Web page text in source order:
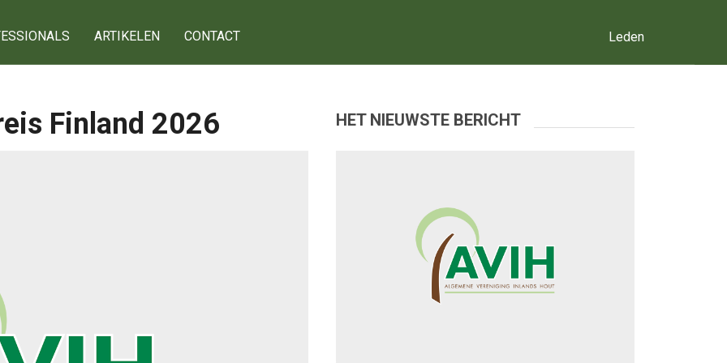
ARTIKELEN CONTACT Leden
Finland 2026 HET NIEUWSTE BERICHT